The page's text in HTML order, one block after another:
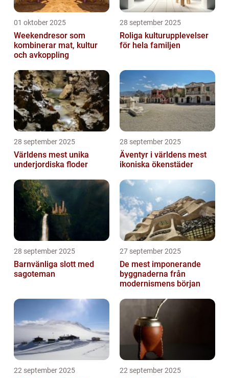
01 oktober 2025
Weekendresor som
kombinerar mat, kultur
och avkoppling
28 september 2025
Roliga kulturupplevelser
för hela familjen
28 september 2025
Världens mest unika
underjordiska floder
28 september 2025
Äventyr i världens mest
ikoniska ökenstäder
28 september 2025
Barnvänliga slott med
sagoteman
27 september 2025
De mest imponerande
byggnaderna från
modernismens början
22 september 2025 22 september 2025